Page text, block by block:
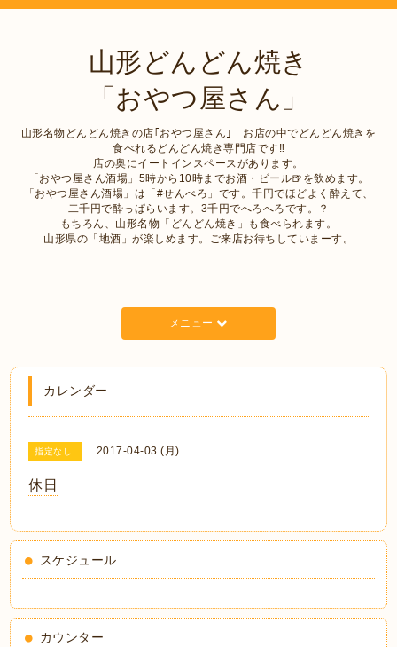
山形どんどん焼き
「おやつ屋さん」
山形名物どんどん焼きの店｢おやつ屋さん｣ お店の中でどんどん焼きを
食べれるどんどん焼き専門店です‼︎
店の奥にイートインスペースがあります。
「おやつ屋さん酒場」5時から10時までお酒・ビール🍺を飲めます。
「おやつ屋さん酒場」は「#せんべろ」です。千円でほどよく酔えて、
二千円で酔っぱらいます。3千円でへろへろです。？
もちろん、山形名物「どんどん焼き」も食べられます。
山形県の「地酒」が楽しめます。ご来店お待ちしていまーす。
メニュー
カレンダー
指定なし 2017-04-03 (月)
休日
スケジュール
カウンター